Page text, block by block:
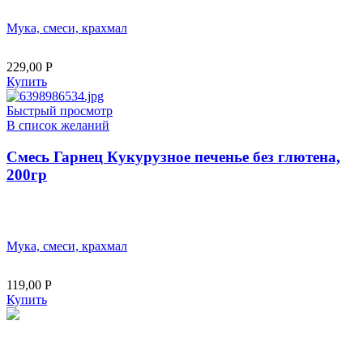
Мука, смеси, крахмал
229,00 Р
Купить
Быстрый просмотр
В список желаний
Смесь Гарнец Кукурузное печенье без глютена,
200гр
Мука, смеси, крахмал
119,00 Р
Купить